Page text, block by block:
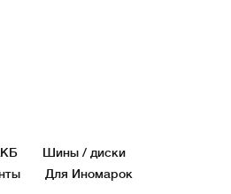
Шины / диски
Для Иномарок